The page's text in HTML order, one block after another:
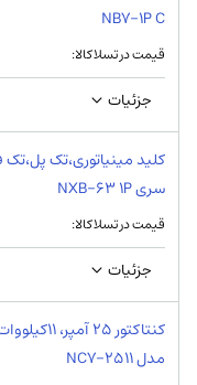
NB7-1P C
قیمت در تسلاکالا:
جزئیات
سری NXB-63 1P
قیمت در تسلاکالا:
جزئیات
مدل NC7-2511